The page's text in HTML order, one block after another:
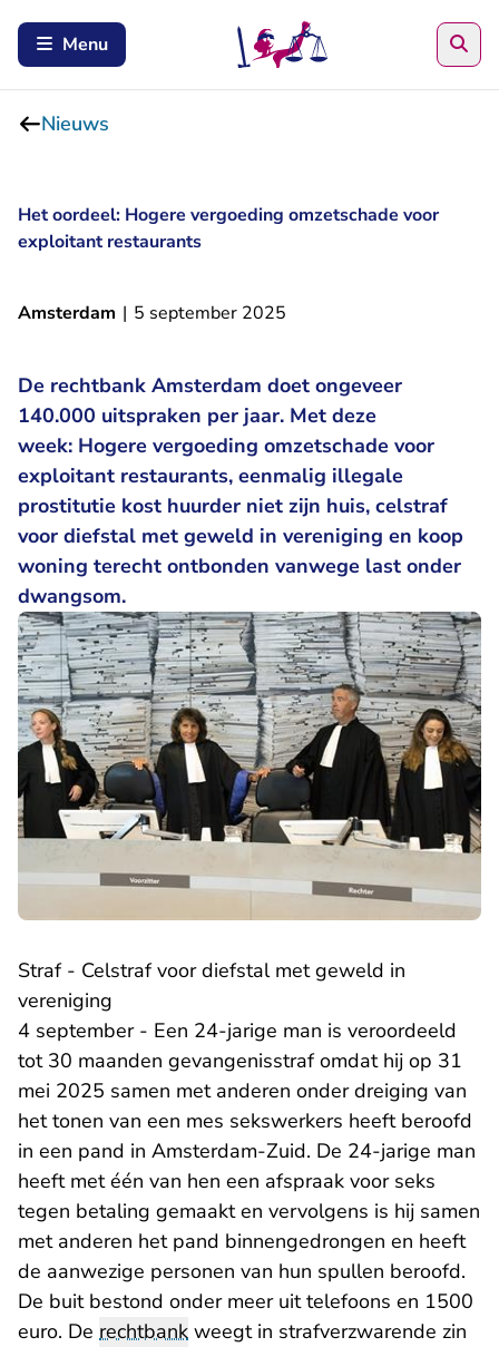
Menu
Nieuws
Het oordeel: Hogere vergoeding omzetschade voor
exploitant restaurants
Amsterdam | 5 september 2025
De rechtbank Amsterdam doet ongeveer
140.000 uitspraken per jaar. Met deze
week: Hogere vergoeding omzetschade voor
exploitant restaurants, eenmalig illegale
prostitutie kost huurder niet zijn huis, celstraf
voor diefstal met geweld in vereniging en koop
woning terecht ontbonden vanwege last onder
dwangsom.
Straf - Celstraf voor diefstal met geweld in
vereniging
4 september - Een 24-jarige man is veroordeeld
tot 30 maanden gevangenisstraf omdat hij op 31
mei 2025 samen met anderen onder dreiging van
het tonen van een mes sekswerkers heeft beroofd
in een pand in Amsterdam-Zuid. De 24-jarige man
heeft met één van hen een afspraak voor seks
tegen betaling gemaakt en vervolgens is hij samen
met anderen het pand binnengedrongen en heeft
de aanwezige personen van hun spullen beroofd.
De buit bestond onder meer uit telefoons en 1500
euro. De rechtbank weegt in strafverzwarende zin